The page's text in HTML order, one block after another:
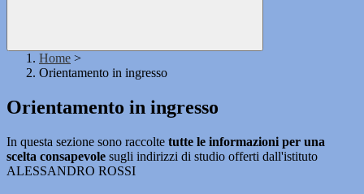
Home >
Orientamento in ingresso
Orientamento in ingresso
In questa sezione sono raccolte tutte le informazioni per una
scelta consapevole sugli indirizzi di studio offerti dall'istituto
ALESSANDRO ROSSI